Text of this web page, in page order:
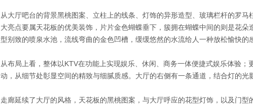
从大厅吧台的背景黑桃图案、立柱上的线条、灯饰的异形造型、玻璃栏杆的罗
大亮点要属天花板的优美装饰，片片金色蝴蝶垂下，簇拥在蝴蝶中间的则是花
型别致的喷泉水池，流线弯曲的金色凹槽，缓缓悠然的水流给人一种放松愉快的
从布局上看，整体以KTV在功能上实现娱乐、休闲、商务一体便捷式娱乐体验
动，从细节处彰显空间的精致与细腻质感。大厅的右侧有一条通道，结合灯的光
走廊延续了大厅的风格，天花板的黑桃图案，与大厅呼应的花型灯饰，以及门